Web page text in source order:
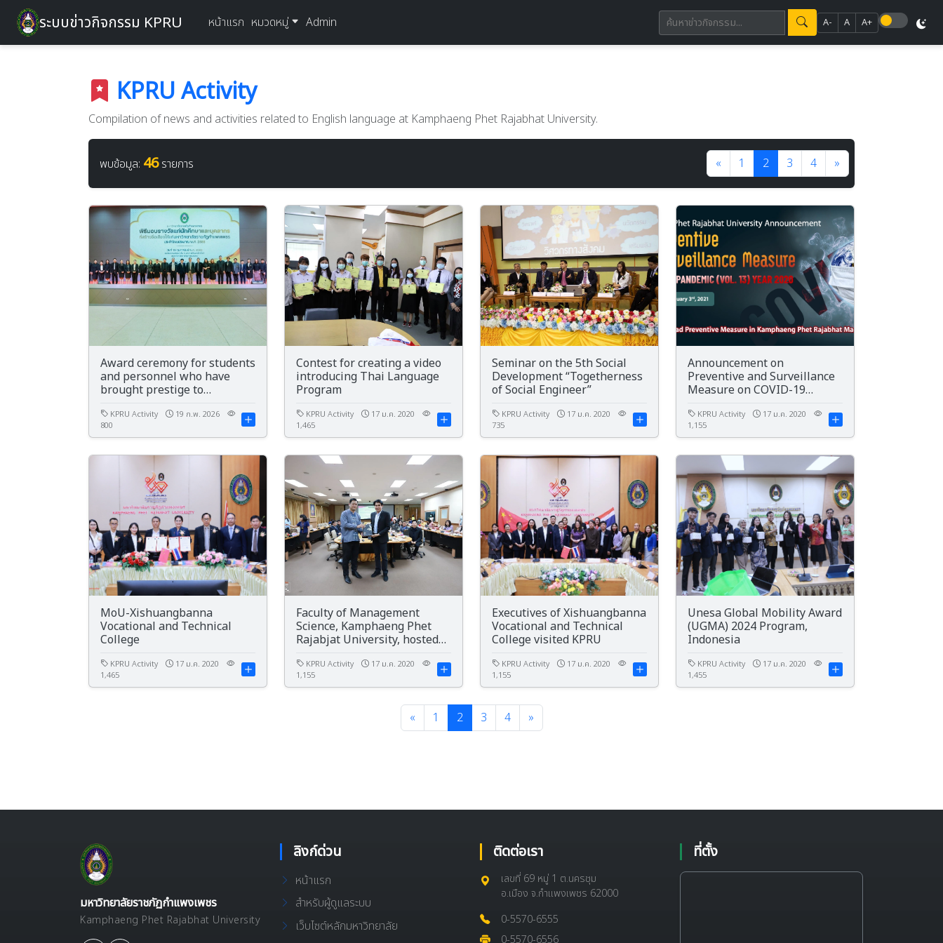
ระบบข่าวกิจกรรม KPRU หน้าแรก หมวดหมู่ Admin A- A A+
KPRU Activity
Compilation of news and activities related to English language at Kamphaeng Phet Rajabhat University.
พบข้อมูล: 46 รายการ « 1 2 3 4 »
Award ceremony for students
and personnel who have
brought prestige to
University, fiscal year 2025.
KPRU Activity
19 ก.พ. 2026
800
Contest for creating a video
introducing Thai Language
Program
KPRU Activity
17 ม.ค. 2020
1,465
Seminar on the 5th Social
Development “Togetherness
of Social Engineer”
KPRU Activity
17 ม.ค. 2020
735
Announcement on
Preventive and Surveillance
Measure on COVID-19
KPRU Activity
17 ม.ค. 2020
1,155
MoU-Xishuangbanna
Vocational and Technical
College
KPRU Activity
17 ม.ค. 2020
1,465
Faculty of Management
Science, Kamphaeng Phet
Rajabjat University, hosted
Cooperation Network
Conference of Northern
Rajabhat University 2020
KPRU Activity
17 ม.ค. 2020
1,155
Executives of Xishuangbanna
Vocational and Technical
College visited KPRU
KPRU Activity
17 ม.ค. 2020
1,155
Unesa Global Mobility Award
(UGMA) 2024 Program,
Indonesia
KPRU Activity
17 ม.ค. 2020
1,455
« 1 2 3 4 »
มหาวิทยาลัยราชภัฏกำแพงเพชร
Kamphaeng Phet Rajabhat University
ลิงก์ด่วน
หน้าแรก
สำหรับผู้ดูแลระบบ
เว็บไซต์หลักมหาวิทยาลัย
ติดต่อเรา
เลขที่ 69 หมู่ 1 ต.นครชุม
อ.เมือง จ.กำแพงเพชร 62000
0-5570-6555
0-5570-6556
ที่ตั้ง